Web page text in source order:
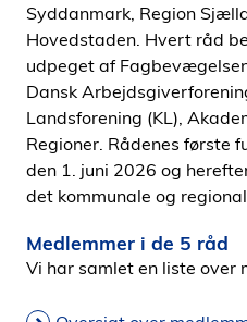
Syddanmark, Region
Hovedstaden. Hvert råd
udpeget af
Dansk
Landsforening (KL),
Regioner. Rådenes første
den 1. juni 2026 og
det kommunale og
Medlemmer i de 5 råd
Vi har samlet en liste over